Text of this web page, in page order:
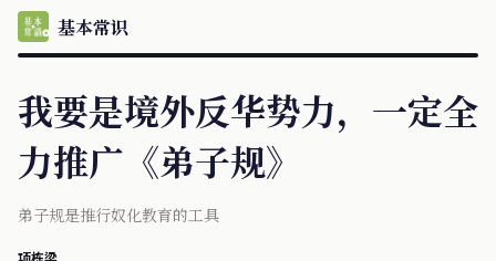
基本常识
我要是境外反华势力，一定全
力推广《弟子规》
弟子规是推行奴化教育的工具
项栋梁